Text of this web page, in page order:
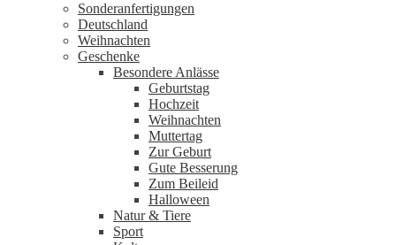
Sonderanfertigungen
Deutschland
Weihnachten
Geschenke
Besondere Anlässe
Geburtstag
Hochzeit
Weihnachten
Muttertag
Zur Geburt
Gute Besserung
Zum Beileid
Halloween
Natur & Tiere
Sport